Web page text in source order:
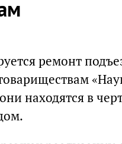
ремонт
находятся в